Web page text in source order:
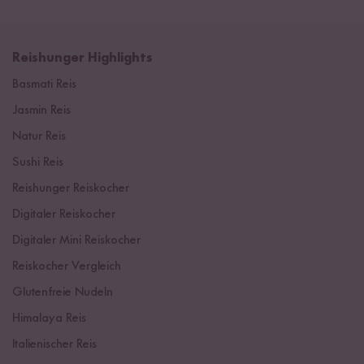
Reishunger Highlights
Basmati Reis
Jasmin Reis
Natur Reis
Sushi Reis
Reishunger Reiskocher
Digitaler Reiskocher
Digitaler Mini Reiskocher
Reiskocher Vergleich
Glutenfreie Nudeln
Himalaya Reis
Italienischer Reis